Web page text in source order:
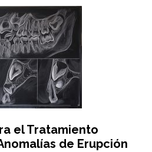
el Tratamiento
de Erupción